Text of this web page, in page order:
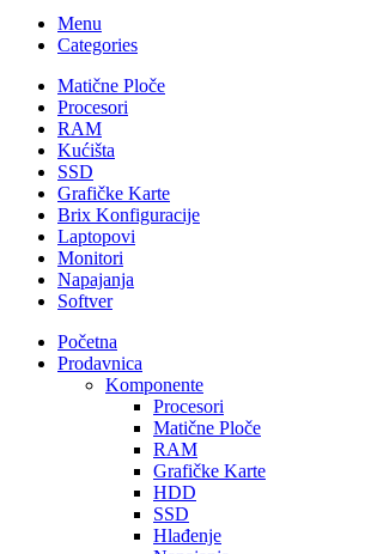
Menu
Categories
Matične Ploče
Procesori
RAM
Kućišta
SSD
Grafičke Karte
Brix Konfiguracije
Laptopovi
Monitori
Napajanja
Softver
Početna
Prodavnica
Komponente
Procesori
Matične Ploče
RAM
Grafičke Karte
HDD
SSD
Hlađenje